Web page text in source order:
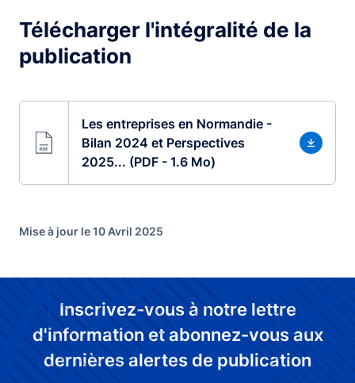
Télécharger l'intégralité de la
publication
Les entreprises en Normandie -
Bilan 2024 et Perspectives
2025... (PDF - 1.6 Mo)
Mise à jour le 10 Avril 2025
Inscrivez-vous à notre lettre
d'information et abonnez-vous aux
dernières alertes de publication